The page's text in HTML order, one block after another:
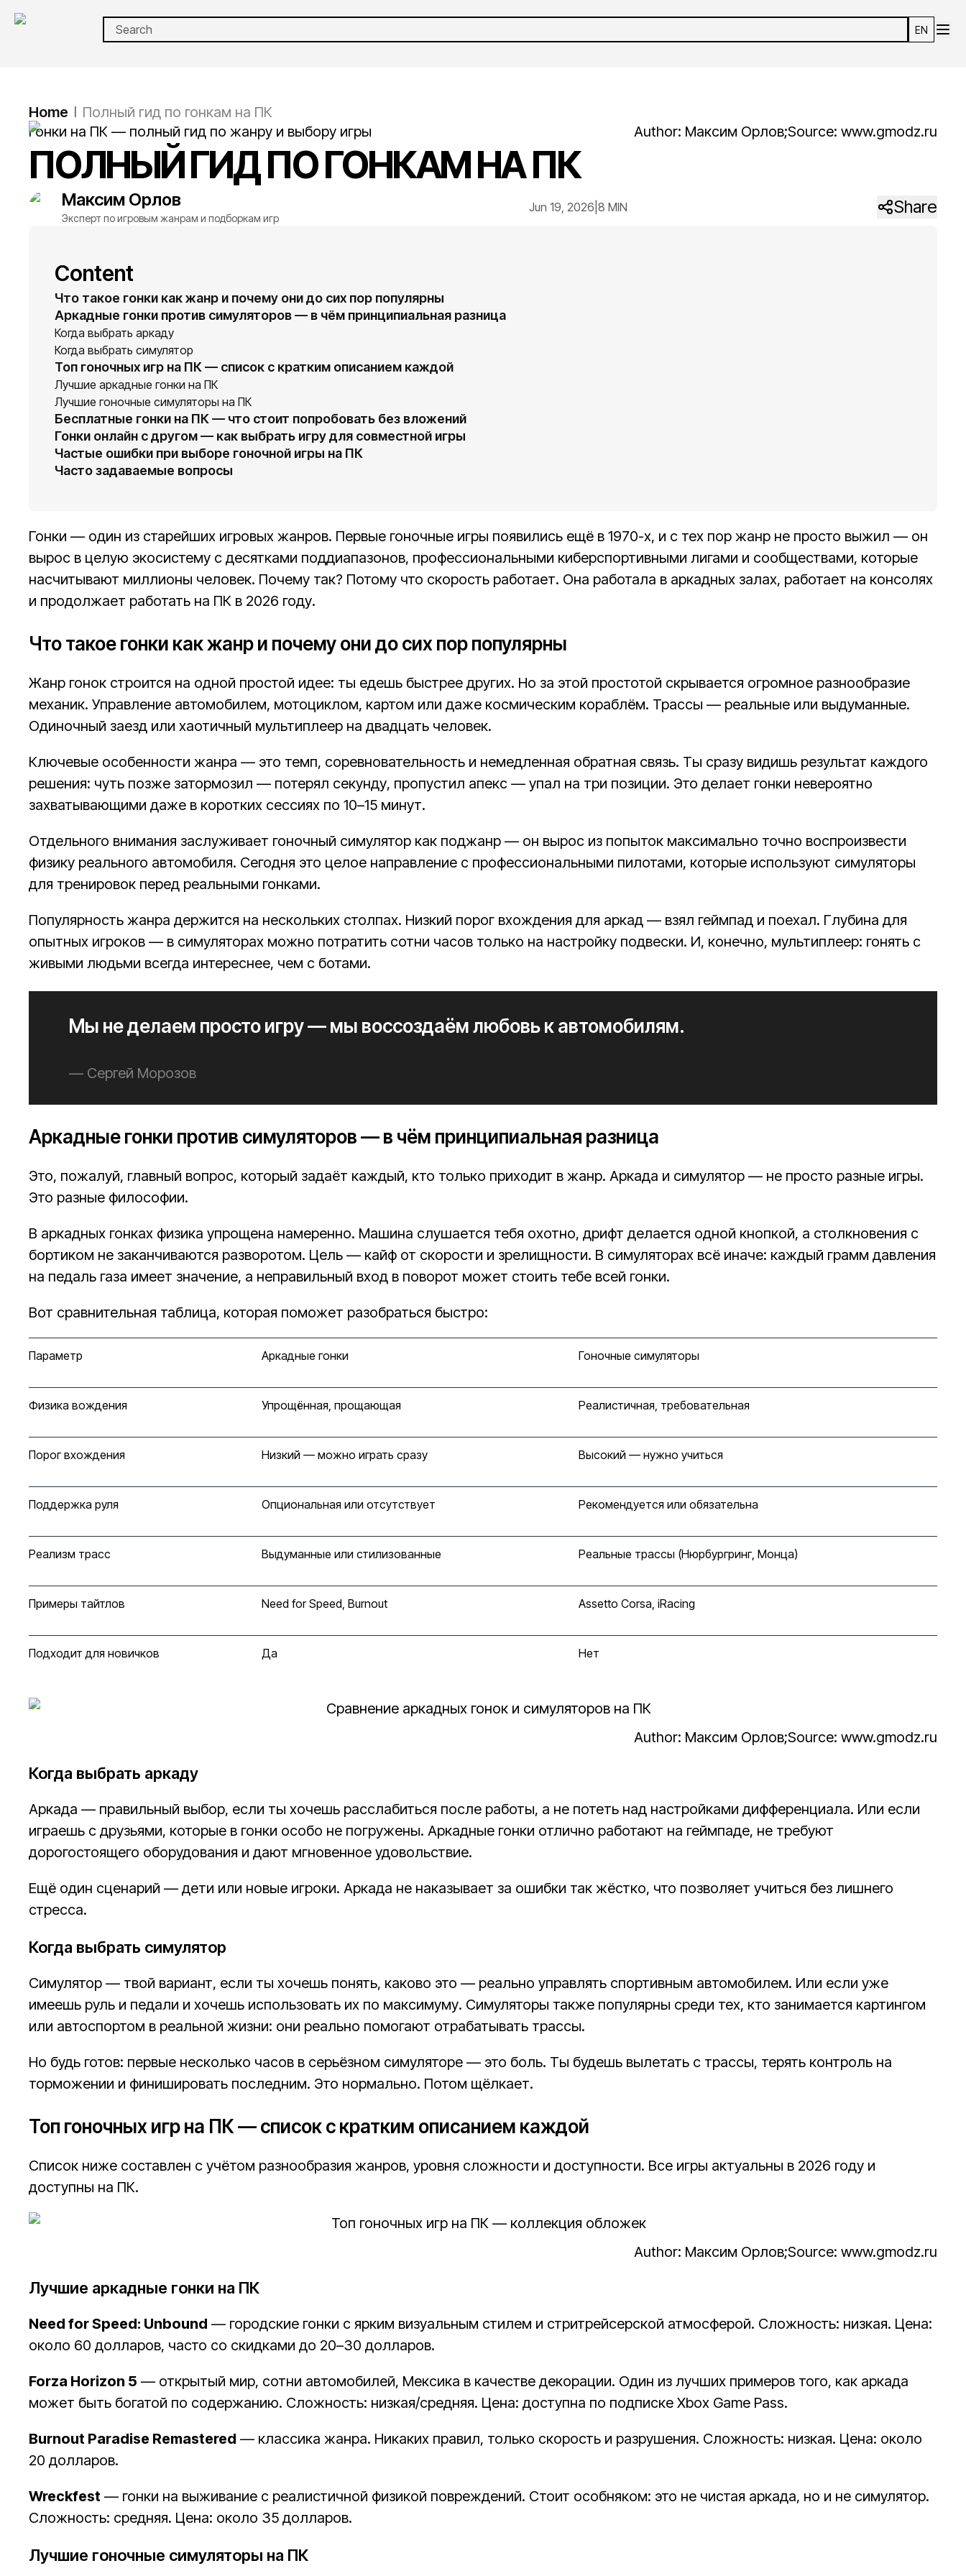
EN
Home
Полный гид по гонкам на ПК
Гонки на ПК — полный гид по жанру и выбору игры
Author: Максим Орлов;Source: www.gmodz.ru
ПОЛНЫЙ ГИД ПО ГОНКАМ НА ПК
Максим Орлов
Эксперт по игровым жанрам и подборкам игр
Jun 19, 2026 8 MIN Share
Content
Что такое гонки как жанр и почему они до сих пор популярны
Аркадные гонки против симуляторов — в чём принципиальная разница
Когда выбрать аркаду
Когда выбрать симулятор
Топ гоночных игр на ПК — список с кратким описанием каждой
Лучшие аркадные гонки на ПК
Лучшие гоночные симуляторы на ПК
Бесплатные гонки на ПК — что стоит попробовать без вложений
Гонки онлайн с другом — как выбрать игру для совместной игры
Частые ошибки при выборе гоночной игры на ПК
Часто задаваемые вопросы
Гонки — один из старейших игровых жанров. Первые гоночные игры появились ещё в 1970-х, и с тех пор жанр не просто выжил — он
вырос в целую экосистему с десятками поддиапазонов, профессиональными киберспортивными лигами и сообществами, которые
насчитывают миллионы человек. Почему так? Потому что скорость работает. Она работала в аркадных залах, работает на консолях
и продолжает работать на ПК в 2026 году.
Что такое гонки как жанр и почему они до сих пор популярны
Жанр гонок строится на одной простой идее: ты едешь быстрее других. Но за этой простотой скрывается огромное разнообразие
механик. Управление автомобилем, мотоциклом, картом или даже космическим кораблём. Трассы — реальные или выдуманные.
Одиночный заезд или хаотичный мультиплеер на двадцать человек.
Ключевые особенности жанра — это темп, соревновательность и немедленная обратная связь. Ты сразу видишь результат каждого
решения: чуть позже затормозил — потерял секунду, пропустил апекс — упал на три позиции. Это делает гонки невероятно
захватывающими даже в коротких сессиях по 10–15 минут.
Отдельного внимания заслуживает гоночный симулятор как поджанр — он вырос из попыток максимально точно воспроизвести
физику реального автомобиля. Сегодня это целое направление с профессиональными пилотами, которые используют симуляторы
для тренировок перед реальными гонками.
Популярность жанра держится на нескольких столпах. Низкий порог вхождения для аркад — взял геймпад и поехал. Глубина для
опытных игроков — в симуляторах можно потратить сотни часов только на настройку подвески. И, конечно, мультиплеер: гонять с
живыми людьми всегда интереснее, чем с ботами.
Мы не делаем просто игру — мы воссоздаём любовь к автомобилям.
— Сергей Морозов
Аркадные гонки против симуляторов — в чём принципиальная разница
Это, пожалуй, главный вопрос, который задаёт каждый, кто только приходит в жанр. Аркада и симулятор — не просто разные игры.
Это разные философии.
В аркадных гонках физика упрощена намеренно. Машина слушается тебя охотно, дрифт делается одной кнопкой, а столкновения с
бортиком не заканчиваются разворотом. Цель — кайф от скорости и зрелищности. В симуляторах всё иначе: каждый грамм давления
на педаль газа имеет значение, а неправильный вход в поворот может стоить тебе всей гонки.
Вот сравнительная таблица, которая поможет разобраться быстро:
Параметр Аркадные гонки Гоночные симуляторы
Физика вождения Упрощённая, прощающая Реалистичная, требовательная
Порог вхождения Низкий — можно играть сразу Высокий — нужно учиться
Поддержка руля Опциональная или отсутствует Рекомендуется или обязательна
Реализм трасс Выдуманные или стилизованные Реальные трассы (Нюрбургринг, Монца)
Примеры тайтлов Need for Speed, Burnout Assetto Corsa, iRacing
Подходит для новичков Да Нет
Author: Максим Орлов;Source: www.gmodz.ru
Когда выбрать аркаду
Аркада — правильный выбор, если ты хочешь расслабиться после работы, а не потеть над настройками дифференциала. Или если
играешь с друзьями, которые в гонки особо не погружены. Аркадные гонки отлично работают на геймпаде, не требуют
дорогостоящего оборудования и дают мгновенное удовольствие.
Ещё один сценарий — дети или новые игроки. Аркада не наказывает за ошибки так жёстко, что позволяет учиться без лишнего
стресса.
Когда выбрать симулятор
Симулятор — твой вариант, если ты хочешь понять, каково это — реально управлять спортивным автомобилем. Или если уже
имеешь руль и педали и хочешь использовать их по максимуму. Симуляторы также популярны среди тех, кто занимается картингом
или автоспортом в реальной жизни: они реально помогают отрабатывать трассы.
Но будь готов: первые несколько часов в серьёзном симуляторе — это боль. Ты будешь вылетать с трассы, терять контроль на
торможении и финишировать последним. Это нормально. Потом щёлкает.
Топ гоночных игр на ПК — список с кратким описанием каждой
Список ниже составлен с учётом разнообразия жанров, уровня сложности и доступности. Все игры актуальны в 2026 году и
доступны на ПК.
Author: Максим Орлов;Source: www.gmodz.ru
Лучшие аркадные гонки на ПК
Need for Speed: Unbound — городские гонки с ярким визуальным стилем и стритрейсерской атмосферой. Сложность: низкая. Цена:
около 60 долларов, часто со скидками до 20–30 долларов.
Forza Horizon 5 — открытый мир, сотни автомобилей, Мексика в качестве декорации. Один из лучших примеров того, как аркада
может быть богатой по содержанию. Сложность: низкая/средняя. Цена: доступна по подписке Xbox Game Pass.
Burnout Paradise Remastered — классика жанра. Никаких правил, только скорость и разрушения. Сложность: низкая. Цена: около
20 долларов.
Wreckfest — гонки на выживание с реалистичной физикой повреждений. Стоит особняком: это не чистая аркада, но и не симулятор.
Сложность: средняя. Цена: около 35 долларов.
Лучшие гоночные симуляторы на ПК